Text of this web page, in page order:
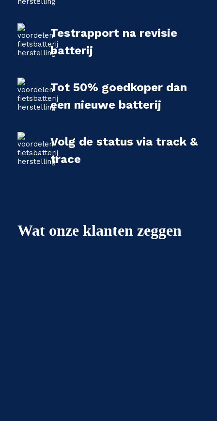
Testrapport na revisie
batterij
Tot 50% goedkoper dan
een nieuwe batterij
Volg de status via track &
trace
Wat onze klanten zeggen